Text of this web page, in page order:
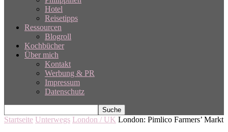
Hotel
Reisetipps
Ressourcen
Blogroll
Kochbücher
Über mich
Kontakt
Werbung & PR
Impressum
Datenschutz
Startseite Unterwegs London / UK London: Pimlico Farmers’ Markt